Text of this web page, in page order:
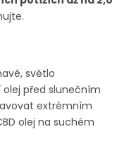
světlo
před slunečním
extrémním
olej na suchém